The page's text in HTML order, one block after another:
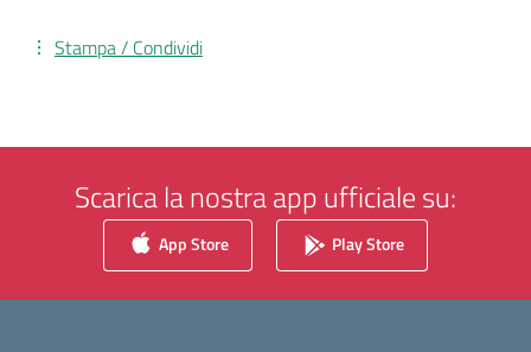
Stampa / Condividi
Scarica la nostra app ufficiale su:
App Store Play Store